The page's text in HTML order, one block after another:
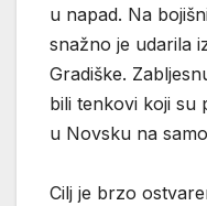
u napad. Na
snažno je udarila
Gradiške.
bili tenkovi koji su
u Novsku na
Cilj je brzo